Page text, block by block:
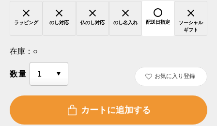
ラッピング のし対応 仏のし対応 のし名入れ 配送日指定
ソーシャル
ギフト
在庫： ○
数量 お気に入り登録